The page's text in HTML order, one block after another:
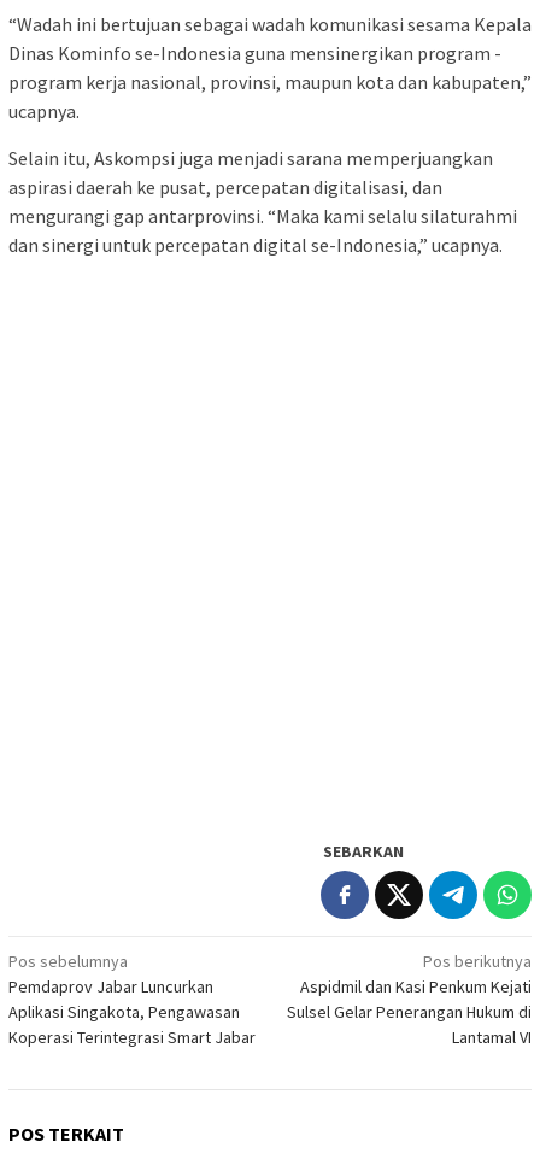
“Wadah ini bertujuan sebagai wadah komunikasi sesama Kepala
Dinas Kominfo se-Indonesia guna mensinergikan program -
program kerja nasional, provinsi, maupun kota dan kabupaten,”
ucapnya.
Selain itu, Askompsi juga menjadi sarana memperjuangkan
aspirasi daerah ke pusat, percepatan digitalisasi, dan
mengurangi gap antarprovinsi. “Maka kami selalu silaturahmi
dan sinergi untuk percepatan digital se-Indonesia,” ucapnya.
SEBARKAN
Navigasi
pos
Pos sebelumnya
Pemdaprov Jabar Luncurkan
Aplikasi Singakota, Pengawasan
Koperasi Terintegrasi Smart Jabar
Pos berikutnya
Aspidmil dan Kasi Penkum Kejati
Sulsel Gelar Penerangan Hukum di
Lantamal VI
POS TERKAIT